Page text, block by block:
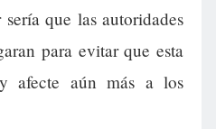
que las autoridades
para evitar que esta
afecte aún más a los